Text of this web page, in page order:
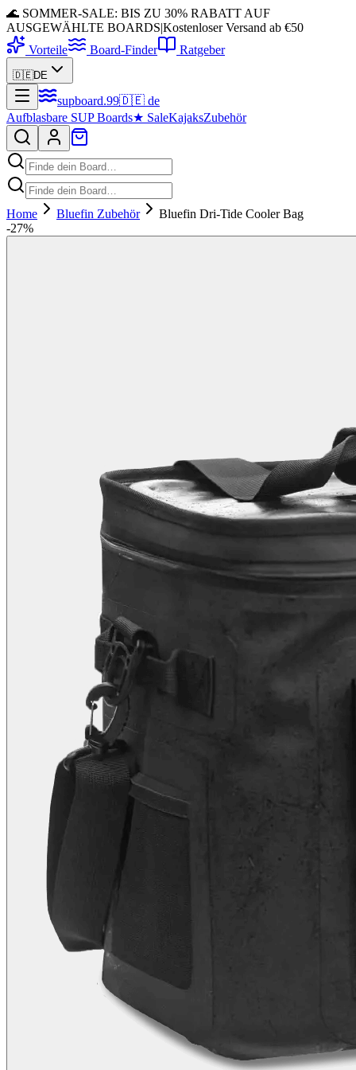
🌊 SOMMER-SALE: BIS ZU 30% RABATT AUF
AUSGEWÄHLTE BOARDS|Kostenloser Versand ab €50
Vorteile
Board-Finder Ratgeber
🇩🇪DE
supboard.99🇩🇪 de
Aufblasbare SUP Boards★ SaleKajaksZubehör
Home Bluefin Zubehör
Bluefin Dri-Tide Cooler Bag
-27%